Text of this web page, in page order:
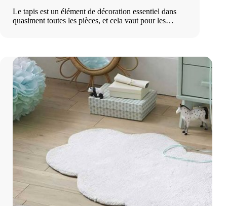
Le tapis est un élément de décoration essentiel dans
quasiment toutes les pièces, et cela vaut pour les…